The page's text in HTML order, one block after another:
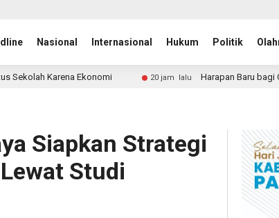
Nasional Internasional Hukum Politik
20 jam lalu Harapan Baru bagi ODGJ di Lebak,
Siapkan Strategi
Studi